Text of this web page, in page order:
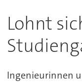
Lohnt
Ingenieurinnen